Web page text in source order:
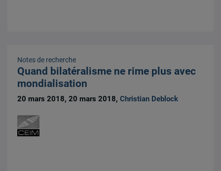
Notes de recherche
Quand bilatéralisme ne rime plus avec
mondialisation
20 mars 2018, 20 mars 2018,Christian Deblock